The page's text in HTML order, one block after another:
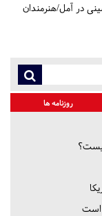
در آمل/هنرمندان
روزنامه ها
است